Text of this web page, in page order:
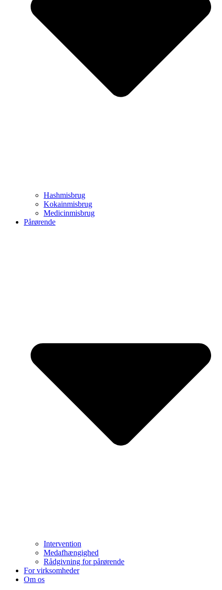
Hashmisbrug
Kokainmisbrug
Medicinmisbrug
Pårørende
Intervention
Medafhængighed
Rådgivning for pårørende
For virksomheder
Om os